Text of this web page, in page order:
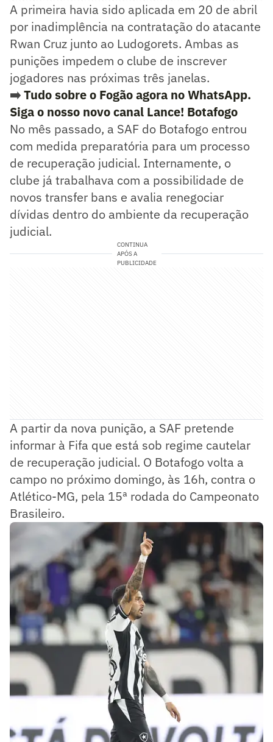
A primeira havia sido aplicada em 20 de abril
por inadimplência na contratação do atacante
Rwan Cruz junto ao Ludogorets. Ambas as
punições impedem o clube de inscrever
jogadores nas próximas três janelas.
➡️Tudo sobre o Fogão agora no WhatsApp.
Siga o nosso novo canal Lance! Botafogo
No mês passado, a SAF do Botafogo entrou
com medida preparatória para um processo
de recuperação judicial. Internamente, o
clube já trabalhava com a possibilidade de
novos transfer bans e avalia renegociar
dívidas dentro do ambiente da recuperação
judicial.
CONTINUA
APÓS A
PUBLICIDADE
A partir da nova punição, a SAF pretende
informar à Fifa que está sob regime cautelar
de recuperação judicial. O Botafogo volta a
campo no próximo domingo, às 16h, contra o
Atlético-MG, pela 15ª rodada do Campeonato
Brasileiro.